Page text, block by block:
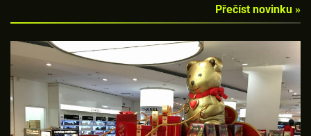
Přečíst novinku »